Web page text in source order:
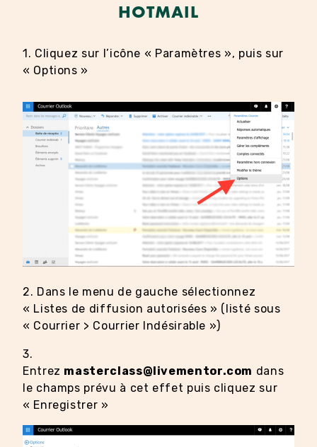
HOTMAIL
1. Cliquez sur l’icône « Paramètres », puis sur
« Options »
2. Dans le menu de gauche sélectionnez
« Listes de diffusion autorisées » (listé sous
« Courrier > Courrier Indésirable »)
3.
Entrez masterclass@livementor.com dans
le champs prévu à cet effet puis cliquez sur
« Enregistrer »